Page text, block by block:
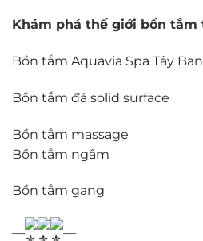
Khám phá thế giới bồn tắm
Bồn tắm Aquavia Spa Tây
Bồn tắm đá solid surface
Bồn tắm massage
Bồn tắm ngâm
Bồn tắm gang
— —